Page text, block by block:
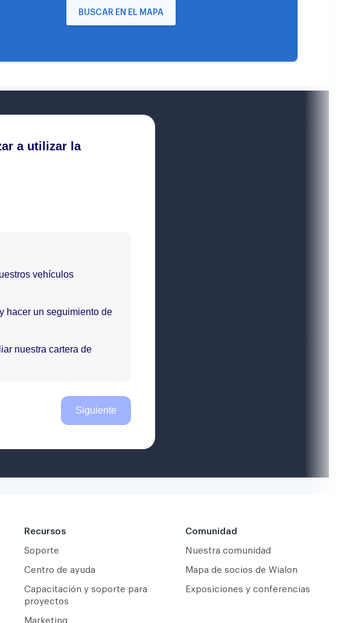
BUSCAR EN EL MAPA
Recursos
Soporte
Centro de ayuda
Capacitación y soporte para
proyectos
Marketing
Comunidad
Nuestra comunidad
Mapa de socios de Wialon
Exposiciones y conferencias